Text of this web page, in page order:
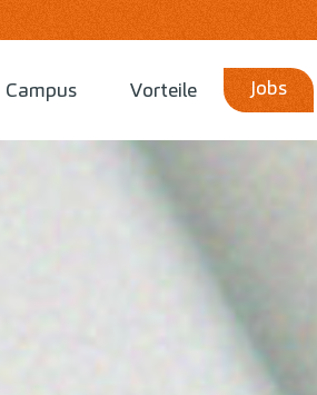
Campus Vorteile Jobs